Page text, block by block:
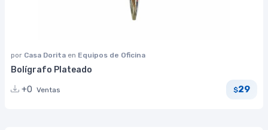
por Casa Dorita en Equipos de Oficina
Bolígrafo Plateado
+0 Ventas $29